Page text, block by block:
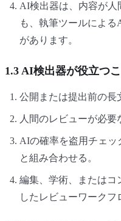
AI検出器は、内容が人
も、執筆ツールによ
があります。
1.3 AI検出器が役立つ
公開または提出前の長
人間のレビューが必要
AIの確率を盗用チェッ
と組み合わせる。
編集、学術、またはコ
したレビューワークフ